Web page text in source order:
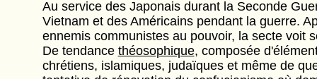
Au service des Japonais durant la Seconde
Vietnam et des Américains pendant la guerre.
ennemis communistes au pouvoir, la secte voit
De tendance théosophique, composée
chrétiens, islamiques, judaïques et même de